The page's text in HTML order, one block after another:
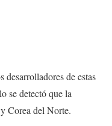
desarrolladores de estas
se detectó que la
Corea del Norte.